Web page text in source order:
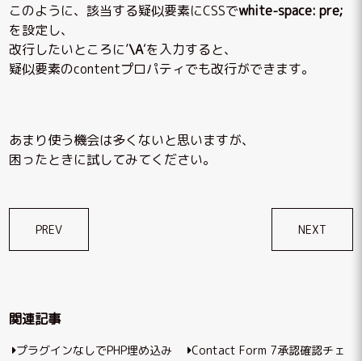
このように、該当する疑似要素にCSSでwhite-space: pre;
を設定し、
改行したいところに’\A‘を入力すると、
疑似要素のcontentプロパティでも改行ができます。
あまり使う機会は多くないと思いますが、
困ったときに試してみてください。
稿
ビ
ゲ
PREV NEXT
関連記事
プラグインなしでPHP埋め込み
Contact Form 7承認確認チェ